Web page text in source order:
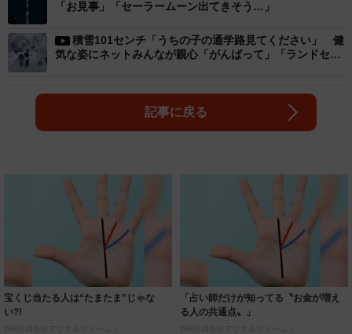
「お見事」「セーラームーン出てきそう…」
積雪101センチ「うちの子の通学路見てください」 健
気な姿にネットみんなが親心「がんばって」「ランドセル
記事に戻る
宝くじ当たる人は“たまたま”じゃな
い?!
PR(合同会社デジタルファーム )
「占い師だけが知ってる〝お金が増え
る人の共通点〟」
PR(合同会社デジタルファーム )